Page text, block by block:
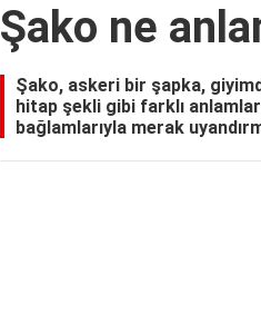
Şako ne
Şako, askeri bir şapka,
hitap şekli gibi farklı
bağlamlarıyla merak